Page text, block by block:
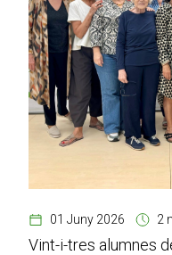
01 Juny 2026 2
Vint-i-tres alumnes